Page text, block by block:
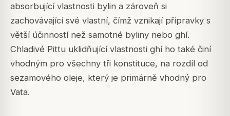
absorbující vlastnosti bylin a zároveň si
zachovávající své vlastní, čímž vznikají přípravky s
větší účinností než samotné byliny nebo ghí.
Chladivé Pittu uklidňující vlastnosti ghí ho také činí
vhodným pro všechny tři konstituce, na rozdíl od
sezamového oleje, který je primárně vhodný pro
Vata.